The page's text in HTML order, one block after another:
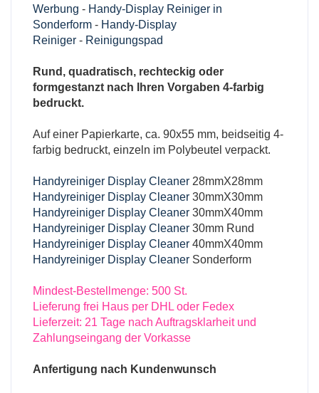
Werbung - Handy-Display Reiniger in
Sonderform - Handy-Display
Reiniger - Reinigungspad
Rund, quadratisch, rechteckig oder
formgestanzt nach Ihren Vorgaben 4-farbig
bedruckt.
Auf einer Papierkarte, ca. 90x55 mm, beidseitig 4-
farbig bedruckt, einzeln im Polybeutel verpackt.
Handyreiniger Display Cleaner 28mmX28mm
Handyreiniger Display Cleaner 30mmX30mm
Handyreiniger Display Cleaner 30mmX40mm
Handyreiniger Display Cleaner 30mm Rund
Handyreiniger Display Cleaner 40mmX40mm
Handyreiniger Display Cleaner Sonderform
Mindest-Bestellmenge: 500 St.
Lieferung frei Haus per DHL oder Fedex
Lieferzeit: 21 Tage nach Auftragsklarheit und
Zahlungseingang der Vorkasse
Anfertigung nach Kundenwunsch